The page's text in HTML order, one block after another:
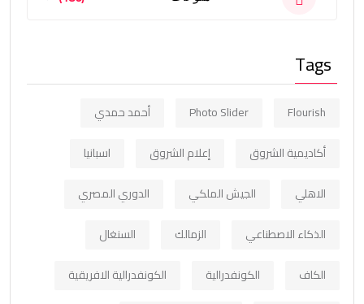
Tags
Flourish
Photo Slider
أحمد حمدي
أكاديمية الشروق
إعلام الشروق
اسبانيا
الاهلي
الجيش الملكي
الدوري المصري
الذكاء الاصطناعي
الزمالك
السنغال
الكاف
الكونفدرالية
الكونفدرالية الافريقية